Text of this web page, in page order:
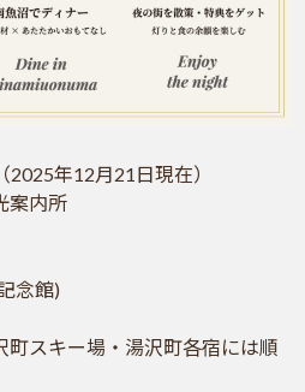
年12月21日現在）
案内所
念館)
スキー場・湯沢町各宿には順